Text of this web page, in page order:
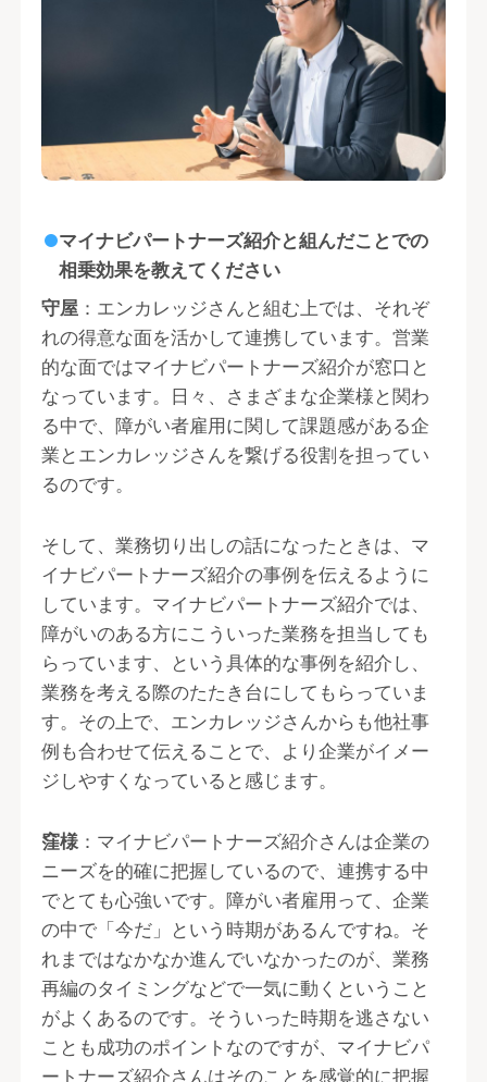
マイナビパートナーズ紹介と組んだことでの
相乗効果を教えてください
守屋 ：エンカレッジさんと組む上では、それぞ
れの得意な面を活かして連携しています。営業
的な面ではマイナビパートナーズ紹介が窓口と
なっています。日々、さまざまな企業様と関わ
る中で、障がい者雇用に関して課題感がある企
業とエンカレッジさんを繋げる役割を担ってい
るのです。
そして、業務切り出しの話になったときは、マ
イナビパートナーズ紹介の事例を伝えるように
しています。マイナビパートナーズ紹介では、
障がいのある方にこういった業務を担当しても
らっています、という具体的な事例を紹介し、
業務を考える際のたたき台にしてもらっていま
す。その上で、エンカレッジさんからも他社事
例も合わせて伝えることで、より企業がイメー
ジしやすくなっていると感じます。
窪様 ：マイナビパートナーズ紹介さんは企業の
ニーズを的確に把握しているので、連携する中
でとても心強いです。障がい者雇用って、企業
の中で「今だ」という時期があるんですね。そ
れまではなかなか進んでいなかったのが、業務
再編のタイミングなどで一気に動くということ
がよくあるのです。そういった時期を逃さない
ことも成功のポイントなのですが、マイナビパ
ートナーズ紹介さんはそのことを感覚的に把握